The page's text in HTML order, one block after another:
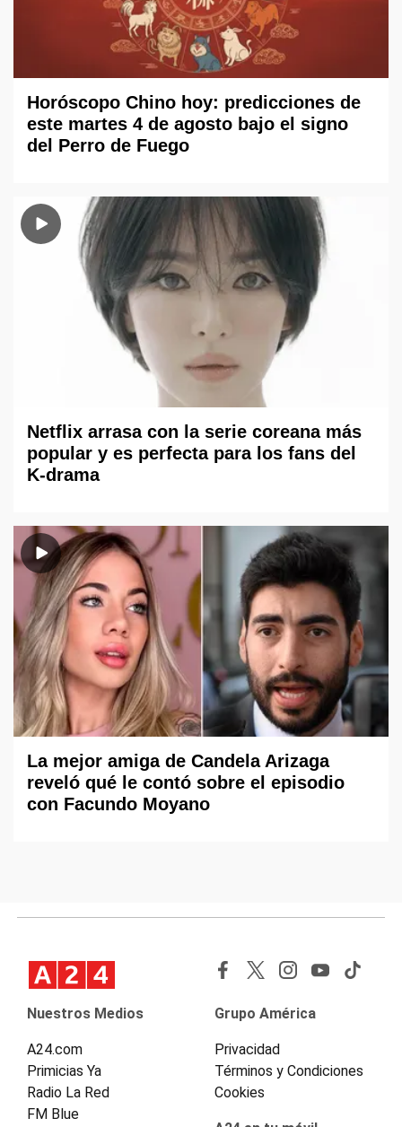
Horóscopo Chino hoy: predicciones de
este martes 4 de agosto bajo el signo
del Perro de Fuego
Netflix arrasa con la serie coreana más
popular y es perfecta para los fans del
K-drama
La mejor amiga de Candela Arizaga
reveló qué le contó sobre el episodio
con Facundo Moyano
Nuestros Medios
A24.com
Primicias Ya
Radio La Red
FM Blue
Grupo América
Privacidad
Términos y Condiciones
Cookies